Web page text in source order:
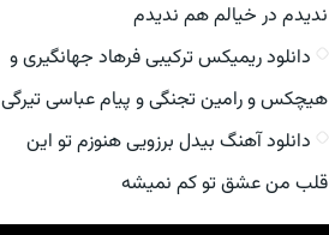
ندیدم در خیالم هم ندیدم
دانلود ریمیکس ترکیبی فرهاد جهانگیری و
هیچکس و رامین تجنگی و پیام عباسی تیرگی
دانلود آهنگ بیدل برزویی هنوزم تو این
قلب من عشق تو کم نمیشه